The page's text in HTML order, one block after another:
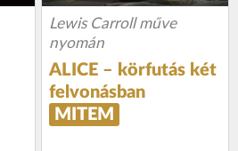
Lewis Carroll műve
nyomán
ALICE – körfutás két
felvonásban
MITEM